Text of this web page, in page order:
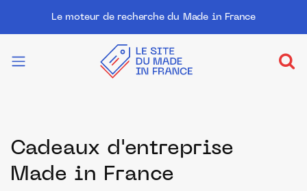
Le moteur de recherche du Made in France
Cadeaux d'entreprise
Made in France